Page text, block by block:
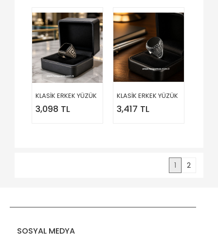
KLASİK ERKEK YÜZÜK
3,098 TL
KLASİK ERKEK YÜZÜK
3,417 TL
1 2
SOSYAL MEDYA